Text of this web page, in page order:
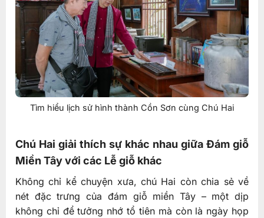
Tìm hiểu lịch sử hình thành Cồn Sơn cùng Chú Hai
Chú Hai giải thích sự khác nhau giữa Đám giỗ
Miền Tây với các Lễ giỗ khác
Không chỉ kể chuyện xưa, chú Hai còn chia sẻ về
nét đặc trưng của đám giỗ miền Tây – một dịp
không chỉ để tưởng nhớ tổ tiên mà còn là ngày họp